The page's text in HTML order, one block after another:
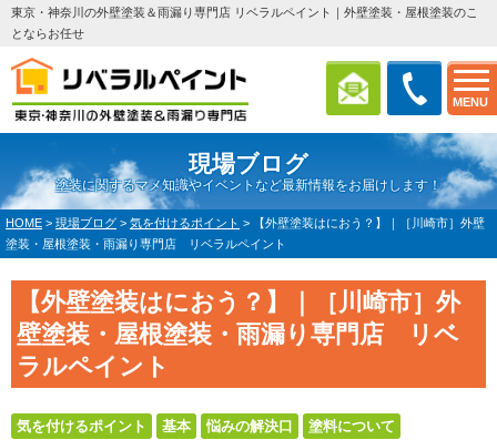
MENU
東京・神奈川の外壁塗装＆雨漏り専門店 リベラルペイント｜外壁塗装・屋根塗装のこ
とならお任せ
現場ブログ
塗装に関するマメ知識やイベントなど最新情報をお届けします！
HOME > 現場ブログ > 気を付けるポイント >
【外壁塗装はにおう？】｜［川崎市］外壁
塗装・屋根塗装・雨漏り専門店 リベラルペイント
【外壁塗装はにおう？】｜［川崎市］外
壁塗装・屋根塗装・雨漏り専門店 リベ
ラルペイント
気を付けるポイント 基本 悩みの解決口 塗料について